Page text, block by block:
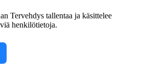
Tervehdys tallentaa ja käsittelee
henkilötietoja.